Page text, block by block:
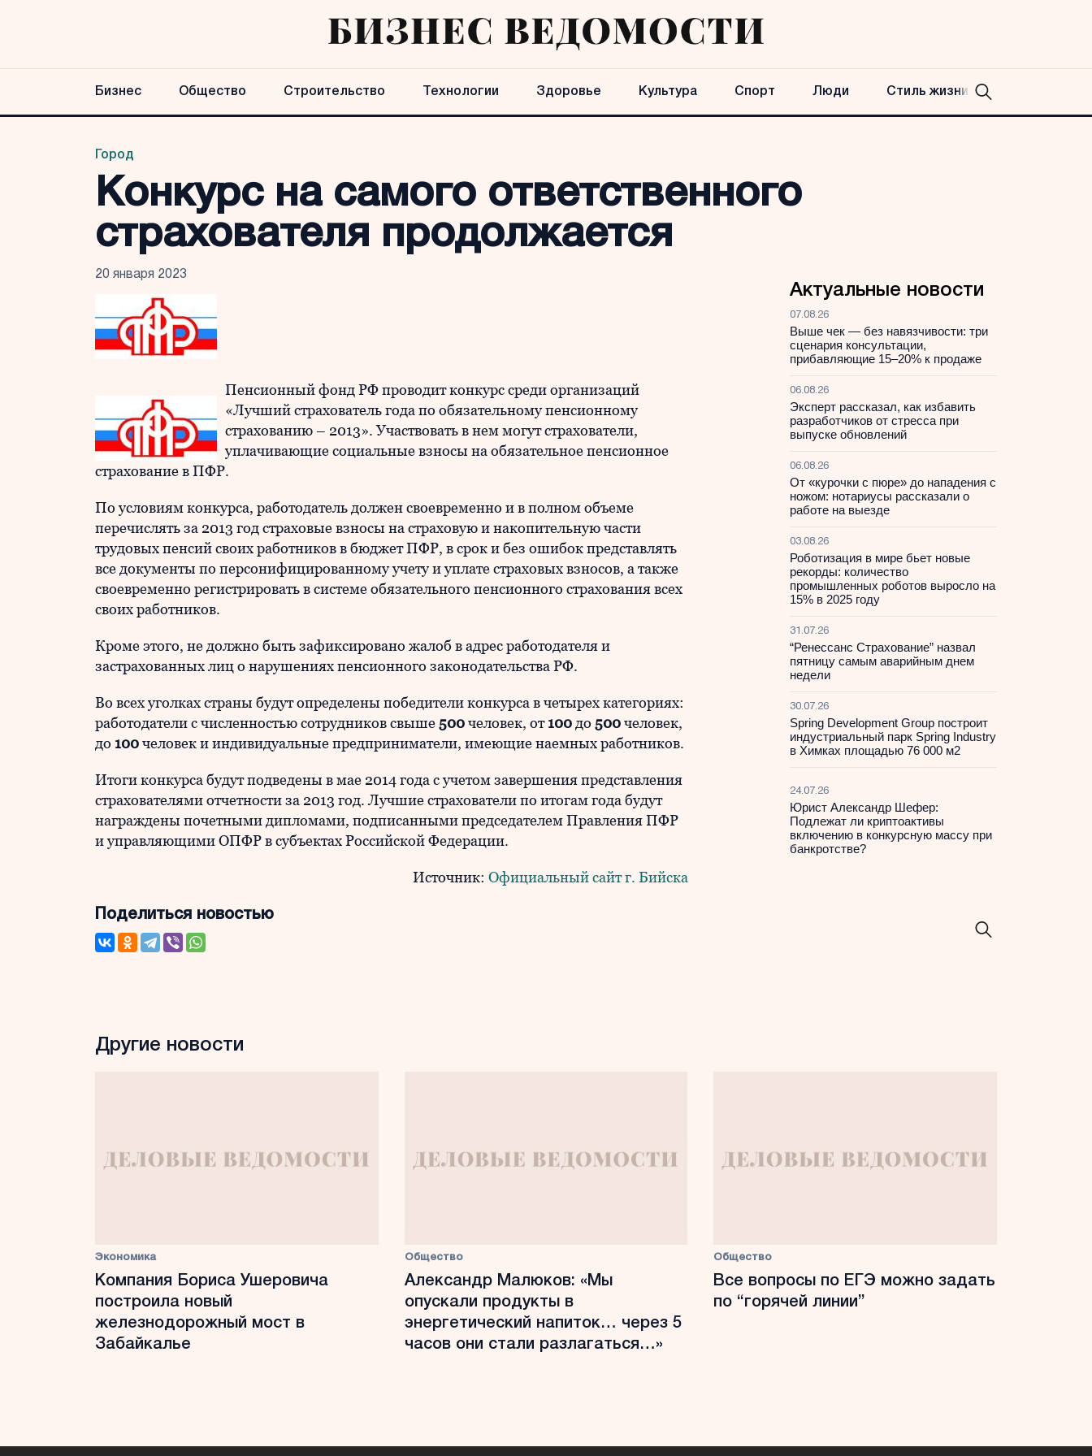
Бизнес Общество Строительство Технологии Здоровье Культура Спорт Люди Стиль жизни
Город
Конкурс на самого ответственного
страхователя продолжается
20 января 2023
Пенсионный фонд РФ проводит конкурс среди организаций
«Лучший страхователь года по обязательному пенсионному
страхованию – 2013». Участвовать в нем могут страхователи,
уплачивающие социальные взносы на обязательное пенсионное
страхование в ПФР.
По условиям конкурса, работодатель должен своевременно и в полном объеме
перечислять за 2013 год страховые взносы на страховую и накопительную части
трудовых пенсий своих работников в бюджет ПФР, в срок и без ошибок представлять
все документы по персонифицированному учету и уплате страховых взносов, а также
своевременно регистрировать в системе обязательного пенсионного страхования всех
своих работников.
Кроме этого, не должно быть зафиксировано жалоб в адрес работодателя и
застрахованных лиц о нарушениях пенсионного законодательства РФ.
Во всех уголках страны будут определены победители конкурса в четырех категориях:
работодатели с численностью сотрудников свыше 500человек, от100 до 500человек,
до 100человек и индивидуальные предприниматели, имеющие наемных работников.
Итоги конкурса будут подведены в мае 2014 года с учетом завершения представления
страхователями отчетности за 2013 год. Лучшие страхователи по итогам года будут
награждены почетными дипломами, подписанными председателем Правления ПФР
и управляющими ОПФР в субъектах Российской Федерации.
Источник: Официальный сайт г. Бийска
Поделиться новостью
Актуальные новости
07.08.26
Выше чек — без навязчивости: три
сценария консультации,
прибавляющие 15–20% к продаже
06.08.26
Эксперт рассказал, как избавить
разработчиков от стресса при
выпуске обновлений
06.08.26
От «курочки с пюре» до нападения с
ножом: нотариусы рассказали о
работе на выезде
03.08.26
Роботизация в мире бьет новые
рекорды: количество
промышленных роботов выросло на
15% в 2025 году
31.07.26
“Ренессанс Страхование” назвал
пятницу самым аварийным днем
недели
30.07.26
Spring Development Group построит
индустриальный парк Spring Industry
в Химках площадью 76 000 м2
24.07.26
Юрист Александр Шефер:
Подлежат ли криптоактивы
включению в конкурсную массу при
банкротстве?
Другие новости
Экономика
Компания Бориса Ушеровича
построила новый
железнодорожный мост в
Забайкалье
Общество
Александр Малюков: «Мы
опускали продукты в
энергетический напиток… через 5
часов они стали разлагаться…»
Общество
Все вопросы по ЕГЭ можно задать
по “горячей линии”